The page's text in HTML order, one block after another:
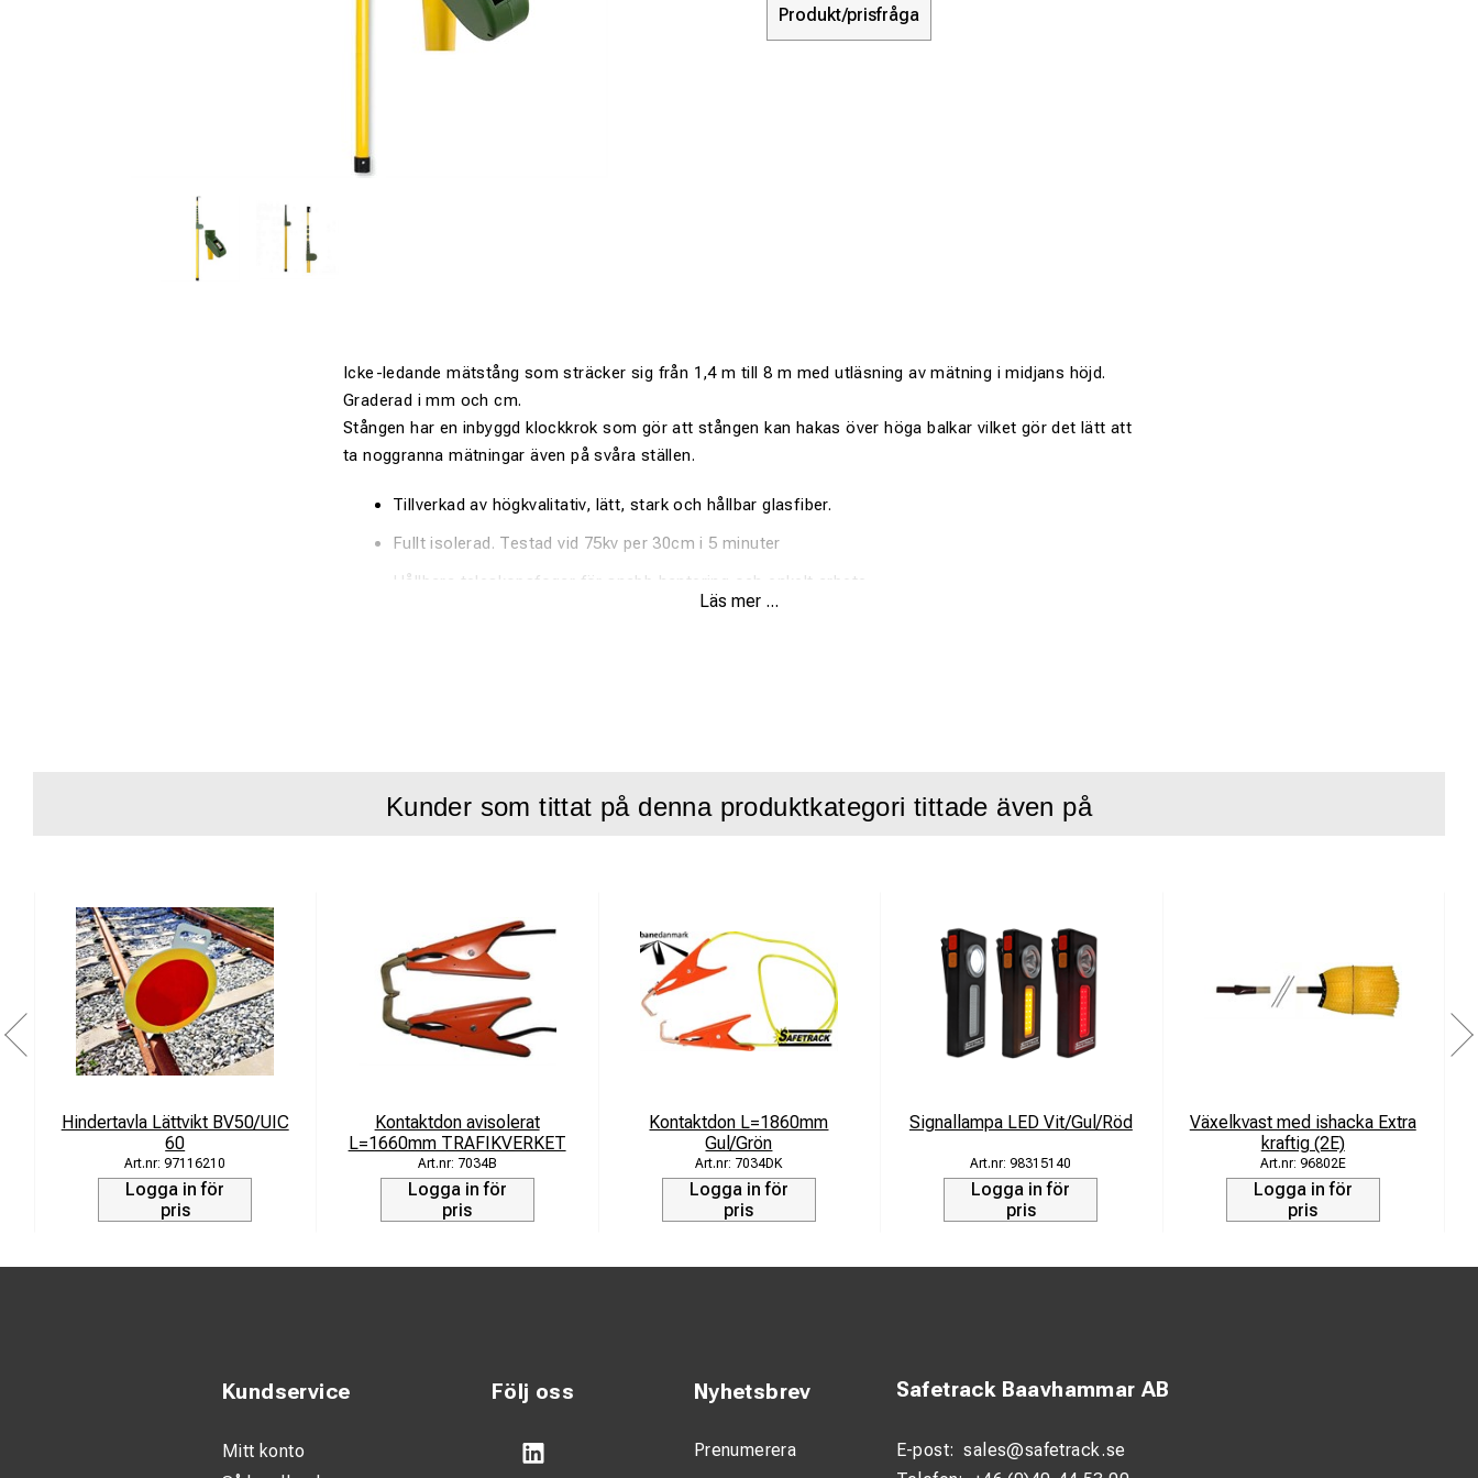
Produkt/prisfråga
Icke-ledande mätstång som sträcker sig från 1,4 m till 8 m med utläsning av mätning i midjans höjd.
Graderad i mm och cm.
Stången har en inbyggd klockkrok som gör att stången kan hakas över höga balkar vilket gör det lätt att
ta noggranna mätningar även på svåra ställen.
Tillverkad av högkvalitativ, lätt, stark och hållbar glasfiber.
Fullt isolerad. Testad vid 75kv per 30cm i 5 minuter
Hållbara teleskopsfogar för snabb hantering och enkelt arbete.
Läs mer ...
Kunder som tittat på denna produktkategori tittade även på
Hindertavla Lättvikt BV50/UIC
60
97116210
Logga in för
pris
Kontaktdon avisolerat
L=1660mm TRAFIKVERKET
7034B
Logga in för
pris
Kontaktdon L=1860mm
Gul/Grön
7034DK
Logga in för
pris
Signallampa LED Vit/Gul/Röd
98315140
Logga in för
pris
Växelkvast med ishacka Extra
kraftig (2E)
96802E
Logga in för
pris
Följ oss Nyhetsbrev
Prenumerera
Safetrack Baavhammar AB
E-post: sales@safetrack.se
Kundservice
Mitt konto